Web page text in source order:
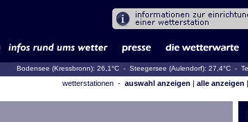
Bodensee (Kressbronn): 26,1°C - Steegersee (Aulendorf): 27,4°C -
wetterstationen - auswahl anzeigen | alle anzeigen |